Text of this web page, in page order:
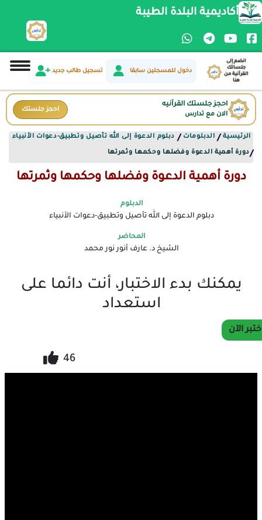
أكاديمية البلدة الطيبة
دخول للمسجلين سابقا تسجيل طالب جديد
انضم إلى
جلساتك
القرآنية من
هنا
احجز جلستك القرآنيه
الان مع تدارس
احجز جلستك
الرئيسية / الدبلومات / دبلوم الدعوة إلى الله تأصيل وتطبيق-دعوات الأنبياء
/دورة أهمية الدعوة وفضلها وحكمها وثمرتها
دورة أهمية الدعوة وفضلها وحكمها وثمرتها
الدبلوم
دبلوم الدعوة إلى الله تأصيل وتطبيق-دعوات الأنبياء
المحاضر
الشيخ د. عارف أنور نور محمد
يمكنك بدء الاختبار، أنت دائما على
استعداد
الآن
46